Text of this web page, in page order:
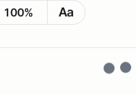
100% Aa